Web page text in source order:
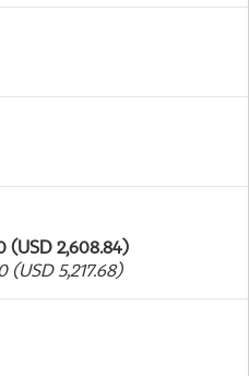
(USD 2,608.84)
(USD 5,217.68)